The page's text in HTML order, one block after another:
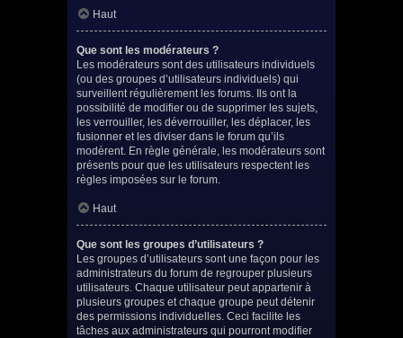
Haut
Que sont les modérateurs ?
Les modérateurs sont des utilisateurs individuels
(ou des groupes d’utilisateurs individuels) qui
surveillent régulièrement les forums. Ils ont la
possibilité de modifier ou de supprimer les sujets,
les verrouiller, les déverrouiller, les déplacer, les
fusionner et les diviser dans le forum qu’ils
modèrent. En règle générale, les modérateurs sont
présents pour que les utilisateurs respectent les
règles imposées sur le forum.
Haut
Que sont les groupes d’utilisateurs ?
Les groupes d’utilisateurs sont une façon pour les
administrateurs du forum de regrouper plusieurs
utilisateurs. Chaque utilisateur peut appartenir à
plusieurs groupes et chaque groupe peut détenir
des permissions individuelles. Ceci facilite les
tâches aux administrateurs qui pourront modifier